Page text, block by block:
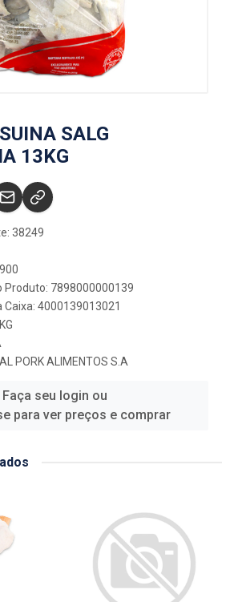
SALG
13KG
38249
Produto: 7898000000139
Caixa: 4000139013021
PORK ALIMENTOS S.A
Faça seu login ou
para ver preços e comprar